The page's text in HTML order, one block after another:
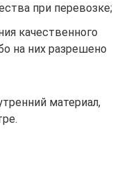
при перевозке;
качественного
на них разрешено
материал,